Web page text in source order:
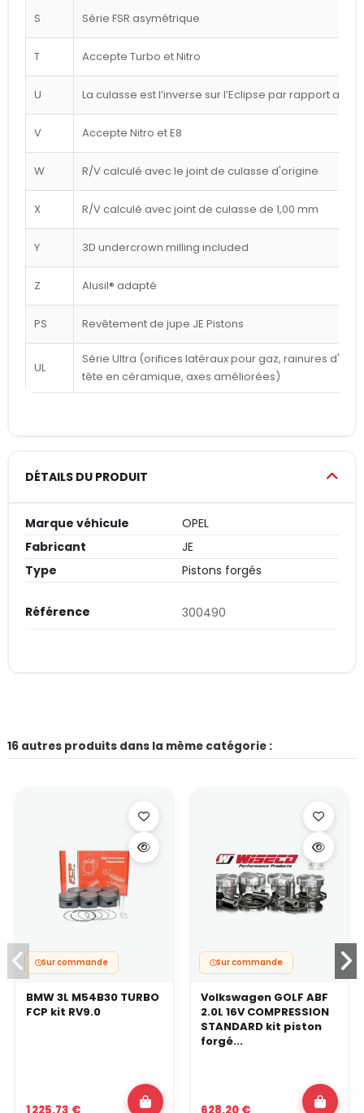
S Série FSR asymétrique
T Accepte Turbo et Nitro
U La culasse est l’inverse sur l’Eclipse par rapport au
V Accepte Nitro et E8
W R/V calculé avec le joint de culasse d'origine
X R/V calculé avec joint de culasse de 1,00 mm
Y 3D undercrown milling included
Z Alusil® adapté
PS Revêtement de jupe JE Pistons
UL
Série Ultra (orifices latéraux pour gaz, rainures
tête en céramique, axes améliorées)
DÉTAILS DU PRODUIT
Marque véhicule
OPEL
Fabricant
JE
Type
Pistons forgés
Référence 300490
16 autres produits dans la même catégorie :
Sur commande
BMW 3L M54B30 TURBO
FCP kit RV9.0
Sur commande
Volkswagen GOLF ABF
2.0L 16V COMPRESSION
STANDARD kit piston
forgé...